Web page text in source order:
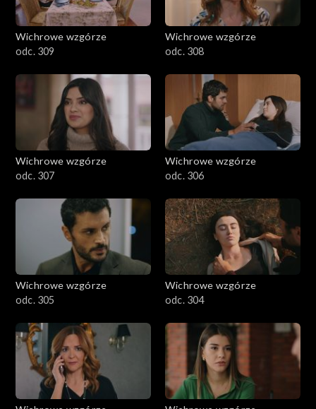
Wichrowe wzgórze
odc. 309
Wichrowe wzgórze
odc. 308
Wichrowe wzgórze
odc. 307
Wichrowe wzgórze
odc. 306
Wichrowe wzgórze
odc. 305
Wichrowe wzgórze
odc. 304